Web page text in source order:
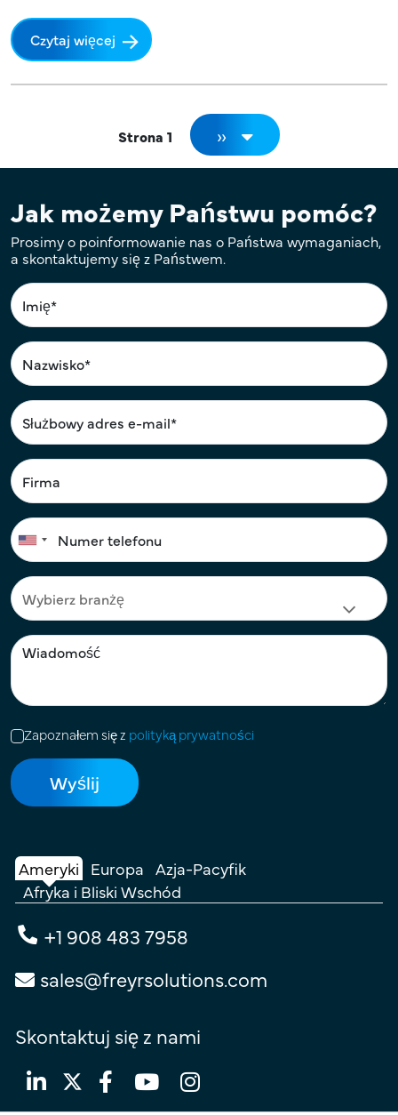
Czytaj więcej
StronicowanieStrona 1 Następna strona
››
Jak możemy Państwu pomóc?
Prosimy o poinformowanie nas o Państwa wymaganiach,
a skontaktujemy się z Państwem.
Zapoznałem się z polityką prywatności
Ameryki Europa Azja-Pacyfik
Afryka i Bliski Wschód
+1 908 483 7958
sales@freyrsolutions.com
Skontaktuj się z nami